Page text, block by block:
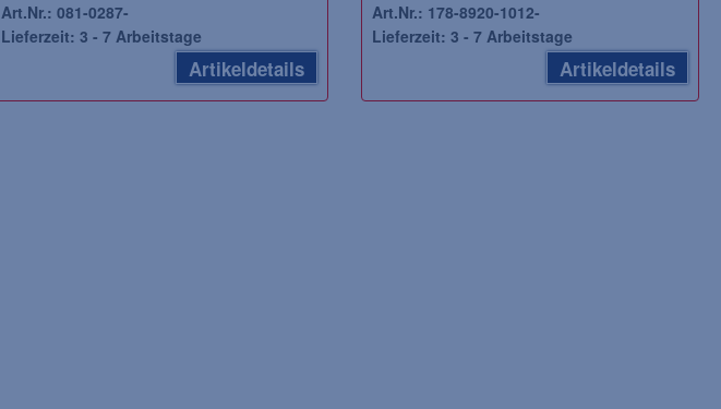
Art.Nr.: 081-0287-
Lieferzeit: 3 - 7 Arbeitstage
Artikeldetails
Art.Nr.: 178-8920-1012-
Lieferzeit: 3 - 7 Arbeitstage
Artikeldetails